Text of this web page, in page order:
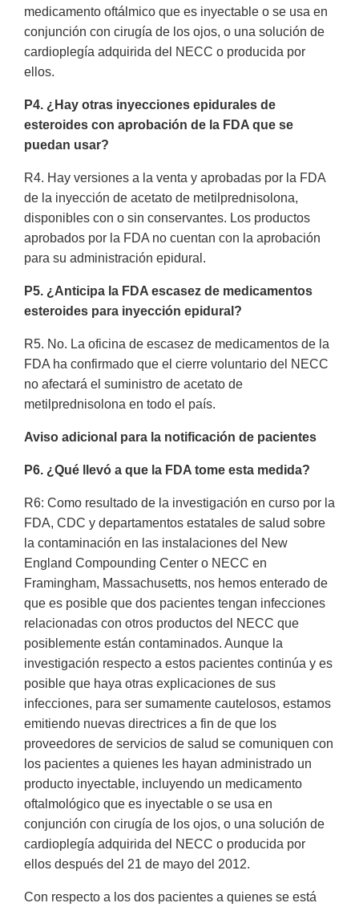
medicamento oftálmico que es inyectable o se usa en
conjunción con cirugía de los ojos, o una solución de
cardioplegía adquirida del NECC o producida por
ellos.
P4. ¿Hay otras inyecciones epidurales de
esteroides con aprobación de la FDA que se
puedan usar?
R4. Hay versiones a la venta y aprobadas por la FDA
de la inyección de acetato de metilprednisolona,
disponibles con o sin conservantes. Los productos
aprobados por la FDA no cuentan con la aprobación
para su administración epidural.
P5. ¿Anticipa la FDA escasez de medicamentos
esteroides para inyección epidural?
R5. No. La oficina de escasez de medicamentos de la
FDA ha confirmado que el cierre voluntario del NECC
no afectará el suministro de acetato de
metilprednisolona en todo el país.
Aviso adicional para la notificación de pacientes
P6. ¿Qué llevó a que la FDA tome esta medida?
R6: Como resultado de la investigación en curso por la
FDA, CDC y departamentos estatales de salud sobre
la contaminación en las instalaciones del New
England Compounding Center o NECC en
Framingham, Massachusetts, nos hemos enterado de
que es posible que dos pacientes tengan infecciones
relacionadas con otros productos del NECC que
posiblemente están contaminados. Aunque la
investigación respecto a estos pacientes continúa y es
posible que haya otras explicaciones de sus
infecciones, para ser sumamente cautelosos, estamos
emitiendo nuevas directrices a fin de que los
proveedores de servicios de salud se comuniquen con
los pacientes a quienes les hayan administrado un
producto inyectable, incluyendo un medicamento
oftalmológico que es inyectable o se usa en
conjunción con cirugía de los ojos, o una solución de
cardioplegía adquirida del NECC o producida por
ellos después del 21 de mayo del 2012.
Con respecto a los dos pacientes a quienes se está